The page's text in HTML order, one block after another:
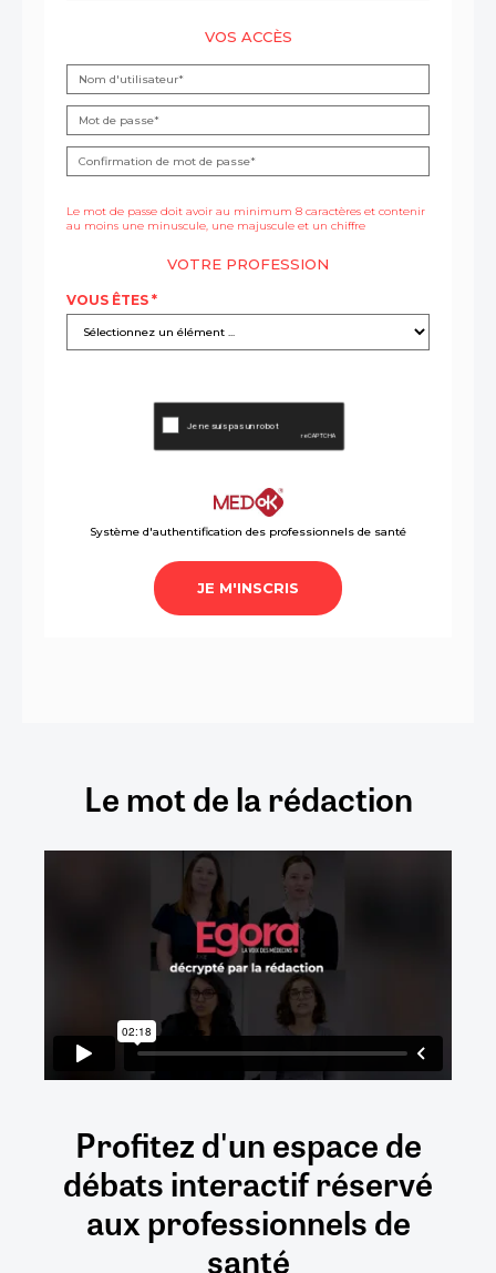
Le mot de la rédaction
Profitez d'un espace de
débatsinteractifréservé
auxprofessionnels de
santé